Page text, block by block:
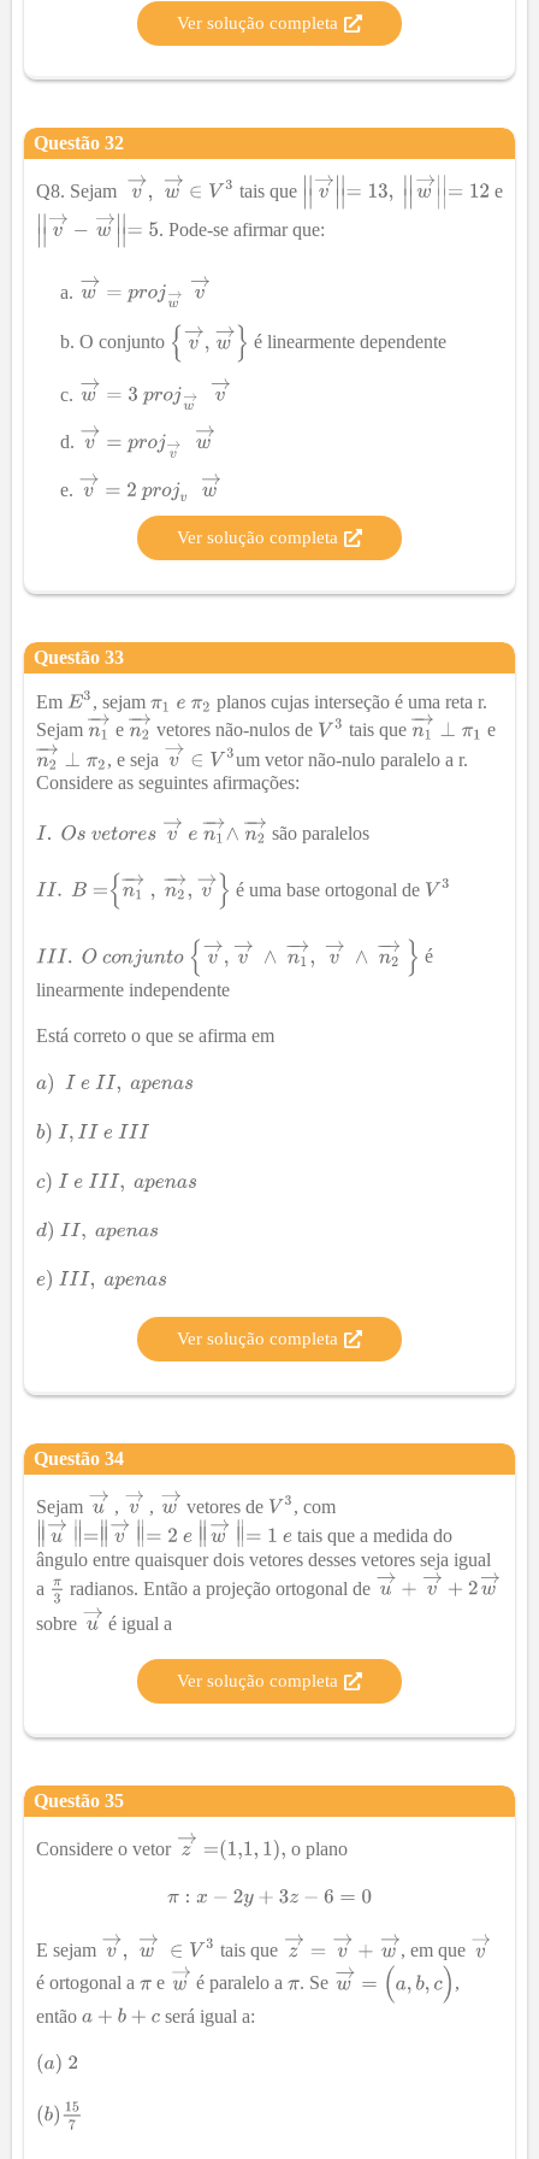
Ver solução completa
Questão 32
Q8. Sejam tais que
e
. Pode-se afirmar que:
O conjunto é linearmente dependente
Ver solução completa
Questão 33
Em , sejam
planos cujas interseção é uma reta r.
Sejam
e vetores não-nulos de tais que
e
, e seja
um vetor não-nulo paralelo a r.
Considere as seguintes afirmações:
são paralelos
é uma base ortogonal de
é
linearmente independente
Está correto o que se afirma em
Ver solução completa
Questão 34
Sejam , , vetores de
, com
tais que a medida do
ângulo entre quaisquer dois vetores desses vetores seja igual
a
radianos. Então a projeção ortogonal de
sobre
é igual a
Ver solução completa
Questão 35
Considere o vetor o plano
E sejam tais que
, em que
é ortogonal a
e é paralelo a . Se
,
então
será igual a: